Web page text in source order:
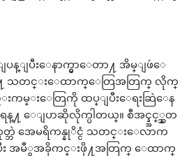
န္ျပီးေနာက္မွာေတာ႔ အိမ္ျဖဴေ
သတင္းေထာက္ေတြအတြက္ လိုက္
ကမ္းေတြကို ထပ္ျပီးေရးဆြဲေန
႔ ေျပာဆိုလိုက္ပါတယ္။ စီအင္န္အင္္န္သတ
ဘဲ အေမရိကန္နုိင္ငံ သတင္းေလာက
ပီး အမီွအခိုကင္းဖို႔အတြက္ ေထာက္